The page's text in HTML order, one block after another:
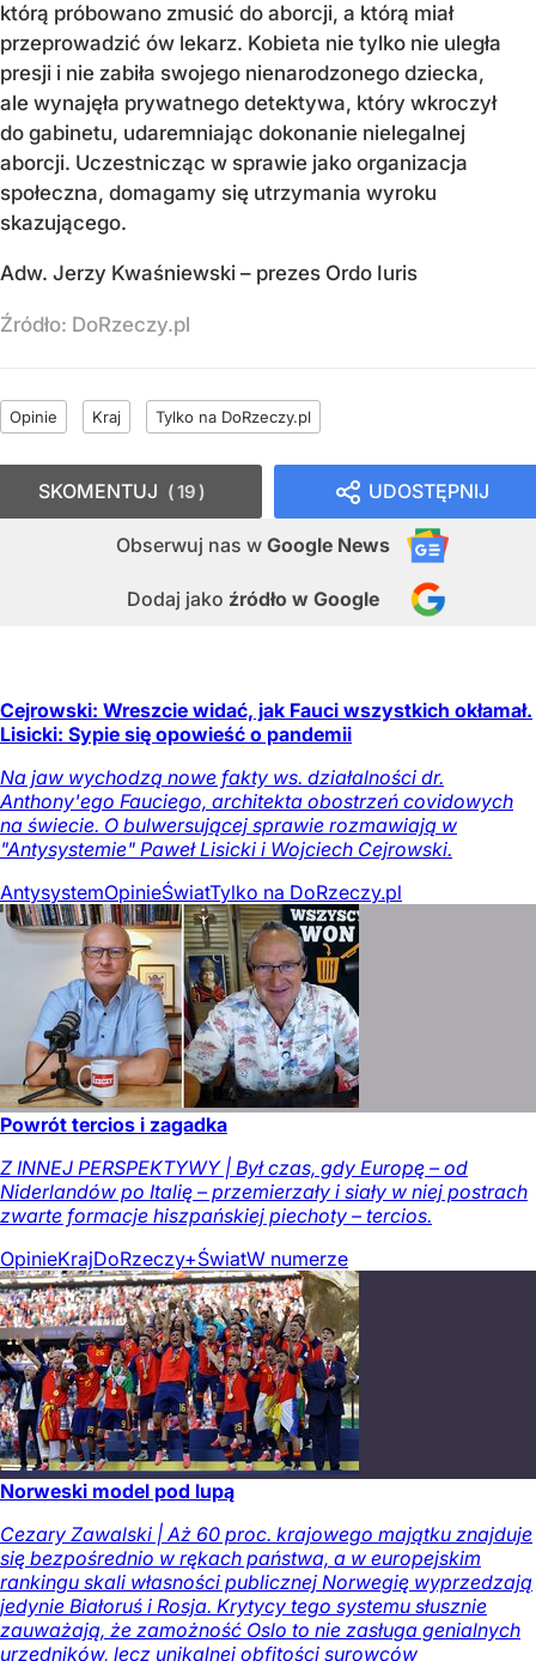
którą próbowano zmusić do aborcji, a którą miał
przeprowadzić ów lekarz. Kobieta nie tylko nie uległa
presji i nie zabiła swojego nienarodzonego dziecka,
ale wynajęła prywatnego detektywa, który wkroczył
do gabinetu, udaremniając dokonanie nielegalnej
aborcji. Uczestnicząc w sprawie jako organizacja
społeczna, domagamy się utrzymania wyroku
skazującego.
Adw. Jerzy Kwaśniewski – prezes Ordo Iuris
Źródło: DoRzeczy.pl
Opinie Kraj Tylko na DoRzeczy.pl
UDOSTĘPNIJ
Obserwuj nas w Google News
Dodaj jako źródło w Google
SKOMENTUJ 19
Cejrowski: Wreszcie widać, jak Fauci wszystkich okłamał.
Lisicki: Sypie się opowieść o pandemii
Na jaw wychodzą nowe fakty ws. działalności dr.
Anthony'ego Fauciego, architekta obostrzeń covidowych
na świecie. O bulwersującej sprawie rozmawiają w
"Antysystemie" Paweł Lisicki i Wojciech Cejrowski.
AntysystemOpinieŚwiatTylko na DoRzeczy.pl
Powrót tercios i zagadka
Z INNEJ PERSPEKTYWY | Był czas, gdy Europę – od
Niderlandów po Italię – przemierzały i siały w niej postrach
zwarte formacje hiszpańskiej piechoty – tercios.
OpinieKrajDoRzeczy+ŚwiatW numerze
Norweski model pod lupą
Cezary Zawalski | Aż 60 proc. krajowego majątku znajduje
się bezpośrednio w rękach państwa, a w europejskim
rankingu skali własności publicznej Norwegię wyprzedzają
jedynie Białoruś i Rosja. Krytycy tego systemu słusznie
zauważają, że zamożność Oslo to nie zasługa genialnych
urzędników, lecz unikalnej obfitości surowców